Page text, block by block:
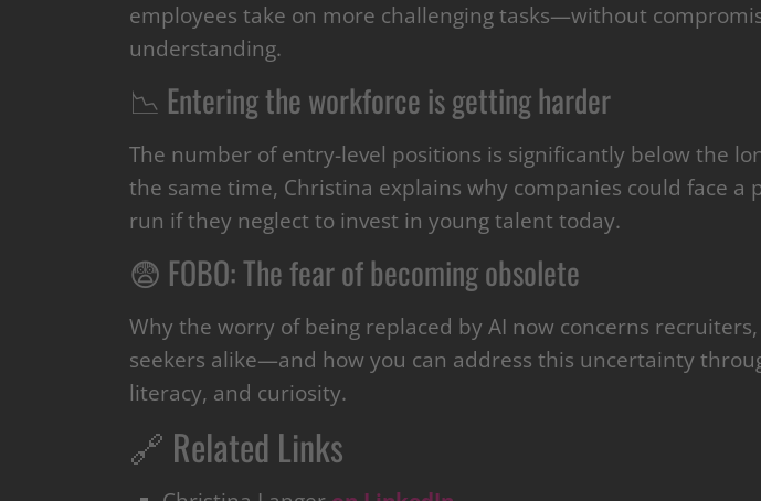
employees take on more challenging tasks—without
understanding.
📉 Entering the workforce is getting harder
The number of entry-level positions is significantly below the
the same time, Christina explains why companies could face a
run if they neglect to invest in young talent today.
😨 FOBO: The fear of becoming obsolete
Why the worry of being replaced by AI now concerns
seekers alike—and how you can address this uncertainty
literacy, and curiosity.
🔗 Related Links